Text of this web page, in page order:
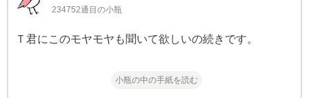
234752通目の小瓶
Ｔ君にこのモヤモヤも聞いて欲しいの続きです。
小瓶の中の手紙を読む